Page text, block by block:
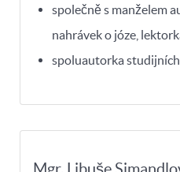
společně s manželem
nahrávek o józe,
spoluautorka